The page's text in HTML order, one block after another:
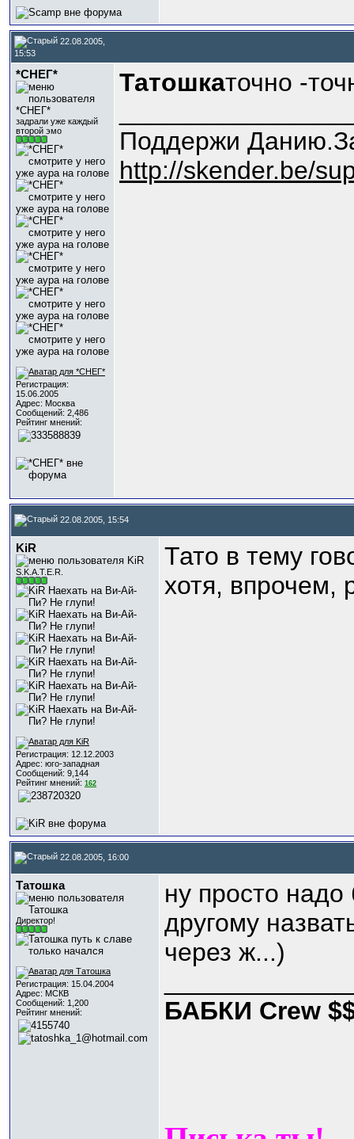
22.08.2005,
15:53
*СНЕГ*
задрали уже каждый
второй эмо
Регистрация:
15.06.2005
Адрес: Москва
Сообщений: 2,486
Рейтинг мнений:
Татошкаточно -
Поддержи
http://skender.be/
22.08.2005, 15:54
KiR
S.K.A.T.E.R.
Регистрация: 12.12.2003
Адрес: юго-западная
Сообщений: 9,144
Рейтинг мнений: 162
Тато в тему
хотя, впрочем,
22.08.2005, 16:00
Татошка
Директор!
Регистрация: 15.04.2004
Адрес: МСКВ
Сообщений: 1,200
Рейтинг мнений:
ну просто
другому
через ж...)
БАБКИ Crew